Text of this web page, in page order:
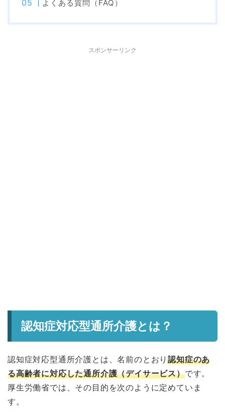
よくある質問（FAQ）
スポンサーリンク
認知症対応型通所介護とは？
認知症対応型通所介護とは、名前のとおり認知症のあ
る高齢者に対応した通所介護（デイサービス）です。
厚生労働省では、その目的を次のように定めていま
す。